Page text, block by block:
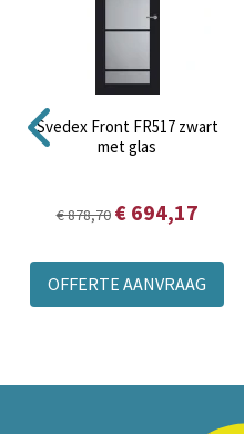
Svedex Front FR517 zwart
met glas
€ 878,70 € 694,17
OFFERTE AANVRAAG